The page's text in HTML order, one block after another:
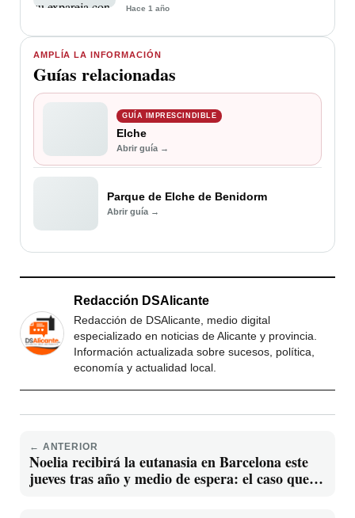
AMPLÍA LA INFORMACIÓN
Guías relacionadas
GUÍA IMPRESCINDIBLE
Elche
Abrir guía →
Parque de Elche de Benidorm
Abrir guía →
Hace 1 año
Redacción DSAlicante
Redacción de DSAlicante, medio digital
especializado en noticias de Alicante y provincia.
Información actualizada sobre sucesos, política,
economía y actualidad local.
← ANTERIOR
Noelia recibirá la eutanasia en Barcelona este
jueves tras año y medio de espera: el caso que